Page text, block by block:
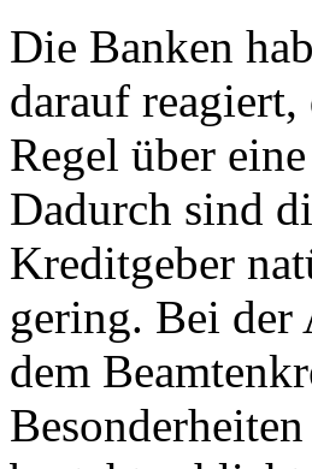
Die Banken
darauf
Regel über
Dadurch sind
Kreditgeber
gering. Bei der
dem